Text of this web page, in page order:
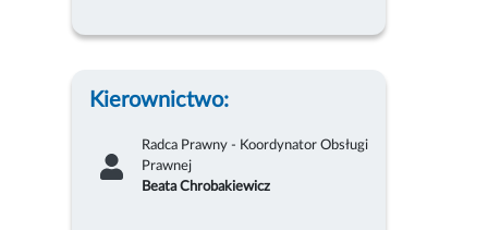
Kierownictwo:
Radca Prawny - Koordynator Obsługi
Prawnej
Beata Chrobakiewicz